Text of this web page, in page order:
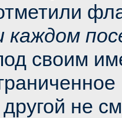
каждом
своим
не